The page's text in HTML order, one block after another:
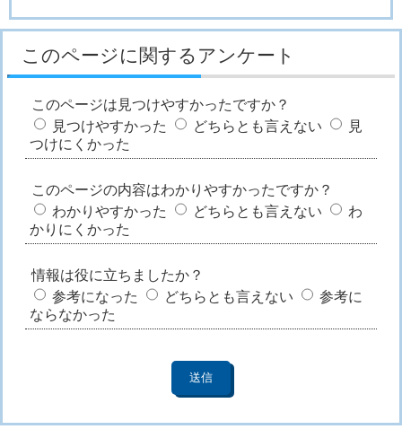
このページに関するアンケート
このページは見つけやすかったですか？
見つけやすかった
どちらとも言えない
見
つけにくかった
このページの内容はわかりやすかったですか？
わかりやすかった
どちらとも言えない
わ
かりにくかった
情報は役に立ちましたか？
参考になった
どちらとも言えない
参考に
ならなかった